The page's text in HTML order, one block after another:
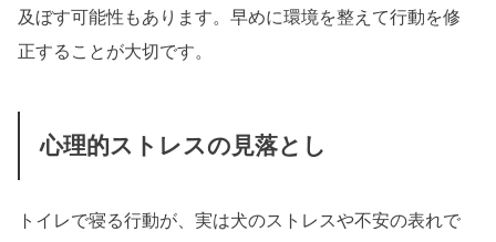
及ぼす可能性もあります。早めに環境を整えて行動を修
正することが大切です。
心理的ストレスの見落とし
トイレで寝る行動が、実は犬のストレスや不安の表れで